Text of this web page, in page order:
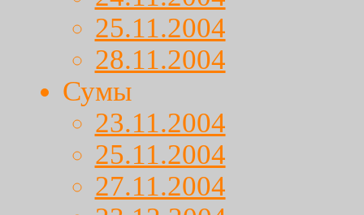
25.11.2004
28.11.2004
Сумы
23.11.2004
25.11.2004
27.11.2004